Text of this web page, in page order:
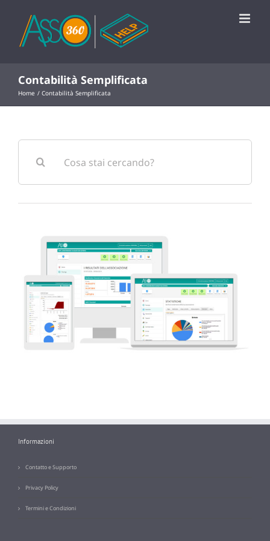
contenuto
Contabilità Semplificata
Home Contabilità Semplificata
Cerca
Informazioni
Contatto e Supporto
Privacy Policy
Termini e Condizioni